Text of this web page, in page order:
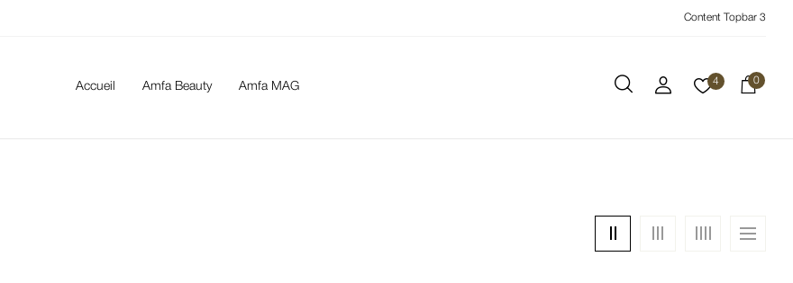
Content Topbar 3
Accueil Amfa Beauty Amfa MAG 4 0